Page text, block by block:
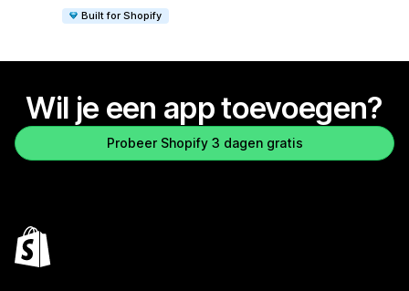
Built for Shopify
Wil je een app toevoegen?
Probeer Shopify 3 dagen gratis